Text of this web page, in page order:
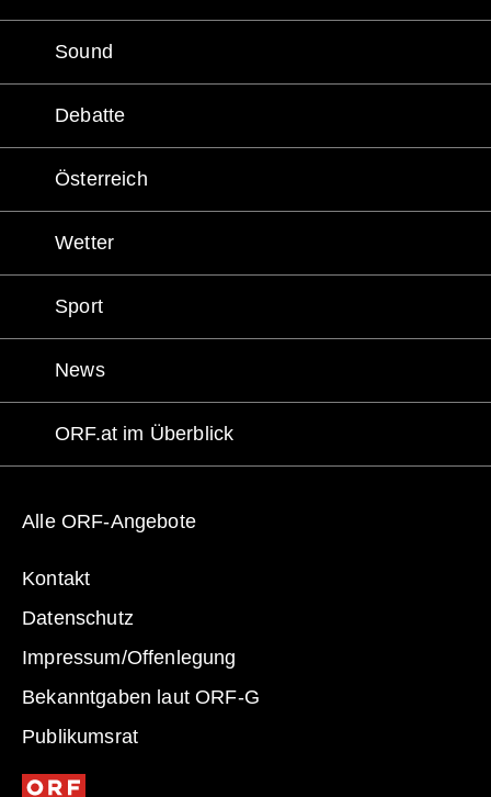
Sound
Debatte
Österreich
Wetter
Sport
News
ORF.at im Überblick
Alle ORF-Angebote
Kontakt
Datenschutz
Impressum/Offenlegung
Bekanntgaben laut ORF-G
Publikumsrat